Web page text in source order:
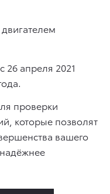
26 апреля 2021
проверки
которые позволят
вашего